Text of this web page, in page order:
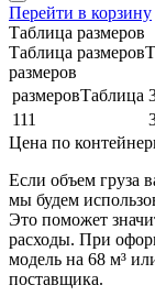
Перейти в корзину
Таблица размеров
Таблица
размеров
размеровТаблица
111
Цена по
Если объем груза
мы будем
Это поможет
расходы. При
модель на 68 м³
поставщика.